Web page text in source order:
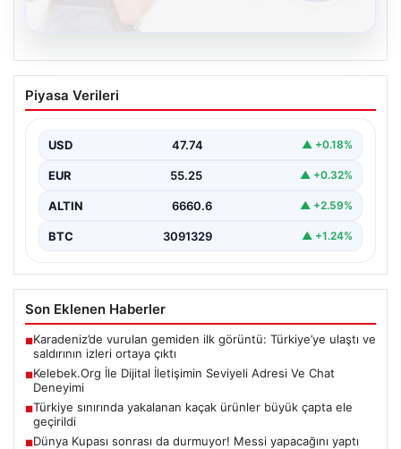
Kelebek.Org İle Dijital İletişimin Seviyeli
Adresi Ve Chat Deneyimi
kurması ciddi bir önem taşımaktadır. Halen birçok…
Piyasa Verileri
USD 47.74 ▲ +0.18%
EUR 55.25 ▲ +0.32%
ALTIN 6660.6 ▲ +2.59%
BTC 3091329 ▲ +1.24%
Son Eklenen Haberler
■Karadeniz’de vurulan gemiden ilk görüntü: Türkiye’ye ulaştı ve
saldırının izleri ortaya çıktı
■Kelebek.Org İle Dijital İletişimin Seviyeli Adresi Ve Chat
Deneyimi
■Türkiye sınırında yakalanan kaçak ürünler büyük çapta ele
geçirildi
■Dünya Kupası sonrası da durmuyor! Messi yapacağını yaptı